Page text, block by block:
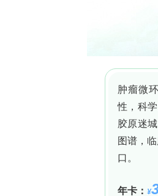
人类血清进行处
低载体的免疫原性
2. 利用纳米抗体
为了实现载体对T
纳米抗体（VHH
VHH结构域展示
人类T细胞时，效
稳定性和表达方